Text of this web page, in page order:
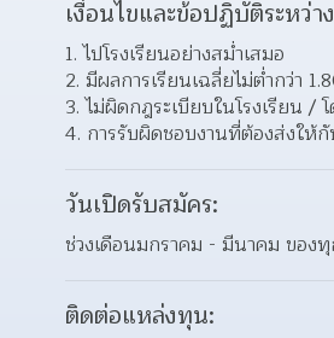
เงื่อนไขและข้อปฏิบัติระหว่
ไปโรงเรียนอย่างสม่ำเสมอ
มีผลการเรียนเฉลี่ยไม่ต่ำกว่า
ไม่ผิดกฎระเบียบในโรงเรียน /
การรับผิดชอบงานที่ต้องส่งให้
วันเปิดรับสมัคร:
ช่วงเดือนมกราคม - มีนาคม ของ
ติดต่อแหล่งทุน: